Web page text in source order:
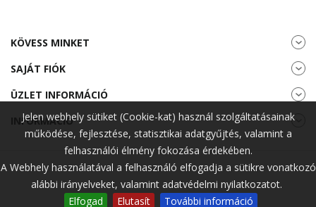
KÖVESS MINKET
SAJÁT FIÓK
ÜZLET INFORMÁCIÓ
INFORMÁCIÓ
Jelen webhely sütiket (Cookie-kat) használ szolgáltatásainak
működése, fejlesztése, statisztikai adatgyűjtés, valamint a
felhasználói élmény fokozása érdekében.
A Webhely használatával a felhasználó elfogadja a sütikre vonatkozó
alábbi irányelveket, valamint adatvédelmi nyilatkozatot.
Elfogad
Elutasít További információ